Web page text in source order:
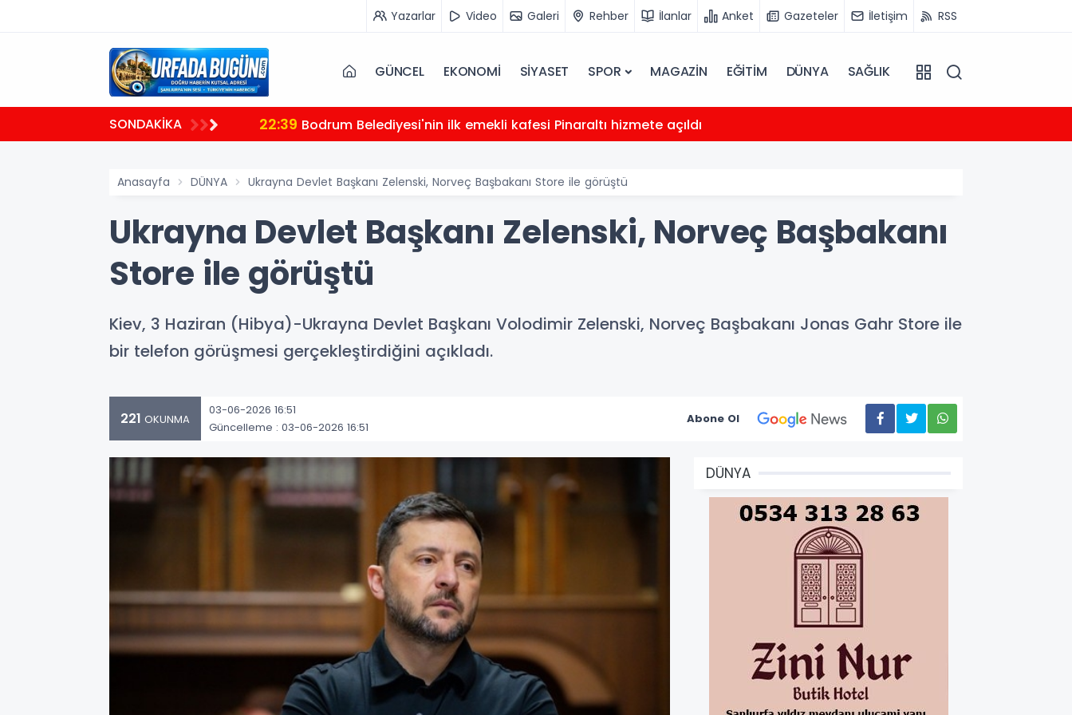
Yazarlar Video Galeri Rehber İlanlar Anket Gazeteler İletişim RSS
GÜNCEL EKONOMİ SİYASET SPOR MAGAZİN EĞİTİM DÜNYA SAĞLIK
SONDAKİKA 22:39 Bodrum Belediyesi'nin ilk emekli kafesi Pinaraltı hizmete açıldı
Anasayfa DÜNYA Ukrayna Devlet Başkanı Zelenski, Norveç Başbakanı Store ile görüştü
Ukrayna Devlet Başkanı Zelenski, Norveç Başbakanı
Store ile görüştü
Kiev, 3 Haziran (Hibya)-Ukrayna Devlet Başkanı Volodimir Zelenski, Norveç Başbakanı Jonas Gahr Store ile
bir telefon görüşmesi gerçekleştirdiğini açıkladı.
221 OKUNMA
03-06-2026 16:51
Güncelleme : 03-06-2026 16:51
Abone Ol
DÜNYA